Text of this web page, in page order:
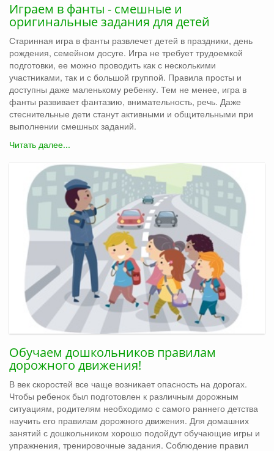
Играем в фанты - смешные и
оригинальные задания для детей
Старинная игра в фанты развлечет детей в праздники, день
рождения, семейном досуге. Игра не требует трудоемкой
подготовки, ее можно проводить как с несколькими
участниками, так и с большой группой. Правила просты и
доступны даже маленькому ребенку. Тем не менее, игра в
фанты развивает фантазию, внимательность, речь. Даже
стеснительные дети станут активными и общительными при
выполнении смешных заданий.
Читать далее...
Обучаем дошкольников правилам
дорожного движения!
В век скоростей все чаще возникает опасность на дорогах.
Чтобы ребенок был подготовлен к различным дорожным
ситуациям, родителям необходимо с самого раннего детства
научить его правилам дорожного движения. Для домашних
занятий с дошкольником хорошо подойдут обучающие игры и
упражнения, тренировочные задания. Соблюдение правил